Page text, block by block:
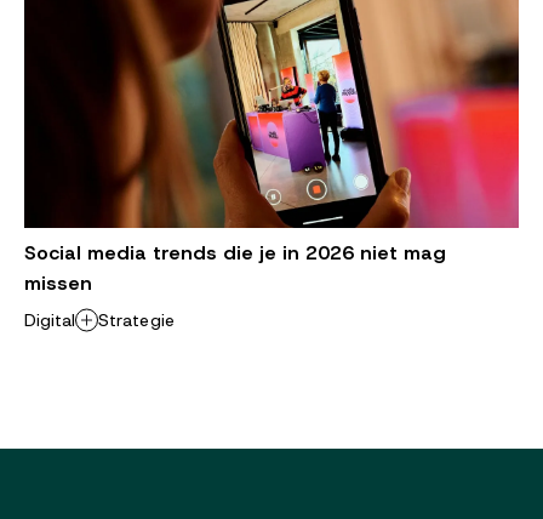
Social media trends die je in 2026 niet mag
missen
Digital Strategie